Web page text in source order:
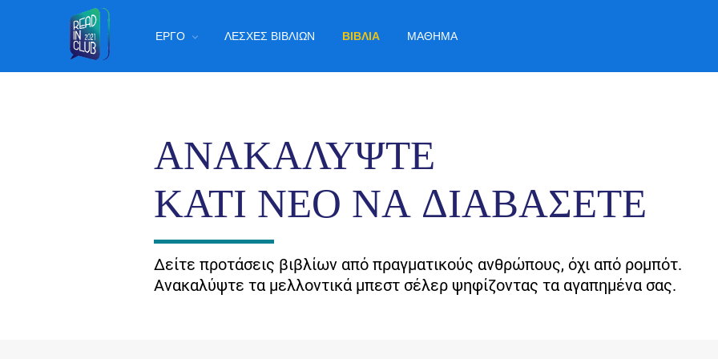
περιεχόμενο
MainΈΡΓΟ ΛΈΣΧΕΣ ΒΙΒΛΊΩΝ ΒΙΒΛΊΑ ΜΆΘΗΜΑ
ΑΝΑΚΑΛΎΨΤΕ
ΚΆΤΙ ΝΈΟ ΝΑ ΔΙΑΒΆΣΕΤΕ
Δείτε προτάσεις βιβλίων από πραγματικούς ανθρώπους, όχι από ρομπότ.
Ανακαλύψτε τα μελλοντικά μπεστ σέλερ ψηφίζοντας τα αγαπημένα σας.